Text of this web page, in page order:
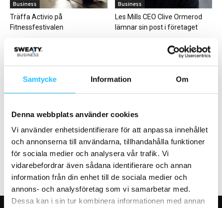
Samtycke Information Om
Denna webbplats använder cookies
Vi använder enhetsidentifierare för att anpassa innehållet
och annonserna till användarna, tillhandahålla funktioner
för sociala medier och analysera vår trafik. Vi
vidarebefordrar även sådana identifierare och annan
information från din enhet till de sociala medier och
annons- och analysföretag som vi samarbetar med.
Dessa kan i sin tur kombinera informationen med annan
Business
Träffa Activio på
Fitnessfestivalen
Business
Les Mills CEO Clive Ormerod
lämnar sin post i företaget
FitnessPlayer söker Account
Manager
EC Health Club etablerar sig i
Malmö – kedjans 20:e
träningsklubb